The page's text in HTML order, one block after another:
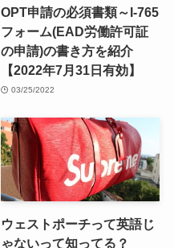
ュメ)の書き方【Tsuma備
忘録】
05/24/2022
OPT申請の必須書類～I-765
フォーム(EAD労働許可証
の申請)の書き方を紹介
【2022年7月31日有効】